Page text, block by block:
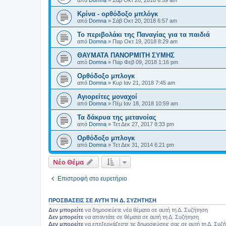
Κρίνα - ορθόδοξο μπλόγκ
από Domna » Σάβ Οκτ 20, 2018 6:57 am
Το περιβολάκι της Παναγίας για τα παιδιά
από Domna » Παρ Οκτ 19, 2018 8:29 am
ΘΑΥΜΑΤΑ ΠΑΝΟΡΜΙΤΗ ΣΥΜΗΣ
από Domna » Παρ Φεβ 09, 2018 1:16 pm
Ορθόδοξο μπλογκ
από Domna » Κυρ Ιαν 21, 2018 7:45 am
Αγιορείτες μοναχοί
από Domna » Πέμ Ιαν 18, 2018 10:59 am
Τα δάκρυα της μετανοίας
από Domna » Τετ Δεκ 27, 2017 8:33 pm
Ορθόδοξο μπλογκ
από Domna » Τετ Δεκ 31, 2014 6:21 pm
Νέο Θέμα
Επιστροφή στο ευρετήριο
ΠΡΟΣΒΆΣΕΙΣ ΣΕ ΑΥΤΉ ΤΗ Δ. ΣΥΖΉΤΗΣΗ
Δεν μπορείτε να δημοσιεύετε νέα θέματα σε αυτή τη Δ. Συζήτηση
Δεν μπορείτε να απαντάτε σε θέματα σε αυτή τη Δ. Συζήτηση
Δεν μπορείτε να επεξεργάζεστε τις δημοσιεύσεις σας σε αυτή τη Δ.